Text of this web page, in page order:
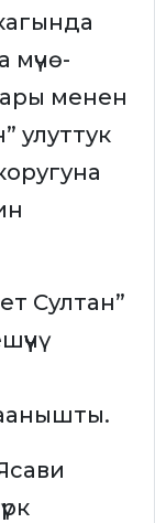
мүчө-
менен
улуттук
Султан”